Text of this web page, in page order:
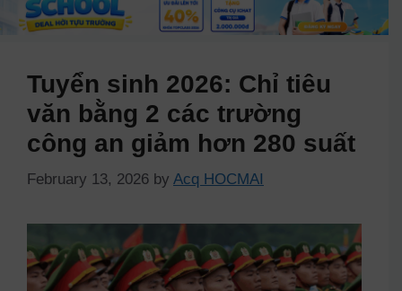
Tuyển sinh 2026: Chỉ tiêu
văn bằng 2 các trường
công an giảm hơn 280 suất
February 13, 2026 by Acq HOCMAI